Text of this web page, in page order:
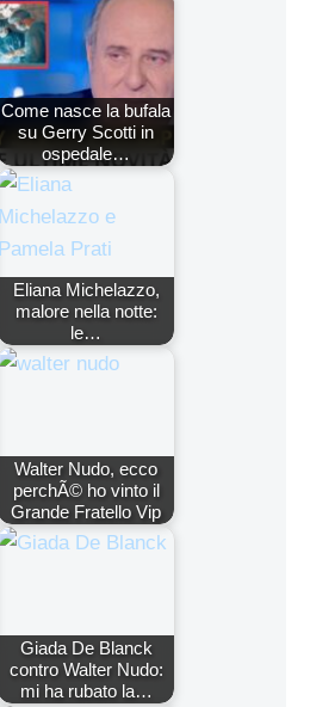
Come nasce la bufala
su Gerry Scotti in
ospedale…
Eliana Michelazzo,
malore nella notte:
le…
Walter Nudo, ecco
perchÃ© ho vinto il
Grande Fratello Vip
Giada De Blanck
contro Walter Nudo:
mi ha rubato la…